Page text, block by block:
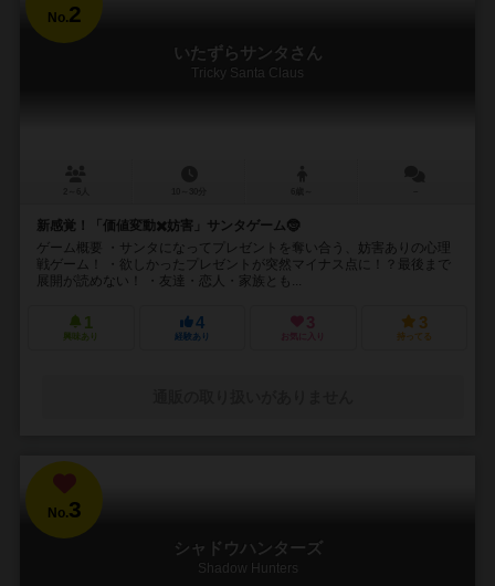
No.2
いたずらサンタさん
Tricky Santa Claus
新感覚！「価値変動✖️妨害」サンタゲーム🤶
ゲーム概要 ・サンタになってプレゼントを奪い合う、妨害ありの心理
戦ゲーム！ ・欲しかったプレゼントが突然マイナス点に！？最後まで
展開が読めない！ ・友達・恋人・家族とも...
1
興味あり
4
経験あり
3
お気に入り
3
持ってる
No.3
シャドウハンターズ
Shadow Hunters